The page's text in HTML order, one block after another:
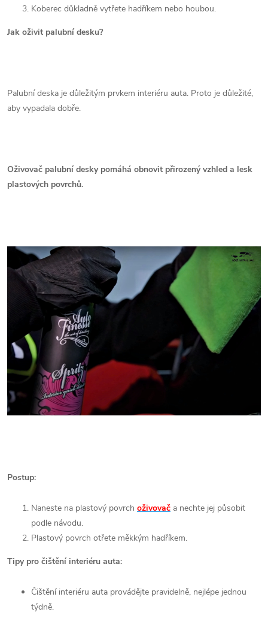
Koberec důkladně vytřete hadříkem nebo houbou.
Jak oživit palubní desku?
Palubní deska je důležitým prvkem interiéru auta. Proto je důležité,
aby vypadala dobře.
Oživovač palubní desky pomáhá obnovit přirozený vzhled a lesk
plastových povrchů.
Postup:
Naneste na plastový povrch oživovač a nechte jej působit
podle návodu.
Plastový povrch otřete měkkým hadříkem.
Tipy pro čištění interiéru auta:
Čištění interiéru auta provádějte pravidelně, nejlépe jednou
týdně.